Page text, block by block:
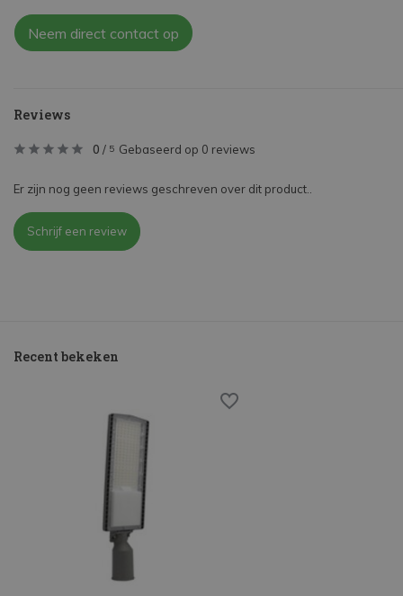
Neem direct contact op
Reviews
0 / 5 Gebaseerd op 0 reviews
Er zijn nog geen reviews geschreven over dit product..
Schrijf een review
Recent bekeken